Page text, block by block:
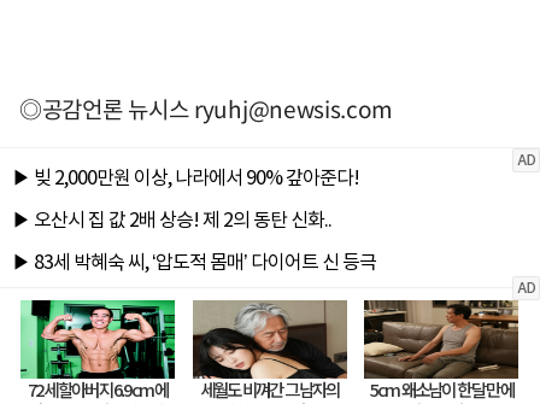
◎공감언론 뉴시스ryuhj@newsis.com